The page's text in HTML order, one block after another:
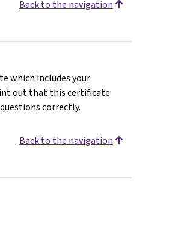
Back to the navigation
which includes your
out that this certificate
correctly.
Back to the navigation